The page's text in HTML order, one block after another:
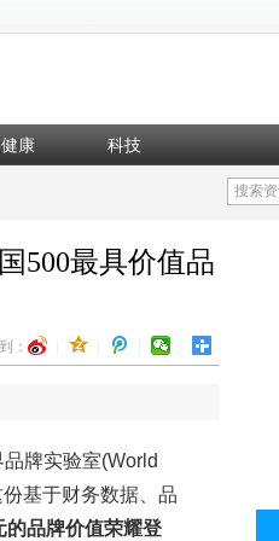
健康 科技
搜索
500最具价值品
：
牌实验室(World
基于财务数据、品
的品牌价值荣耀登